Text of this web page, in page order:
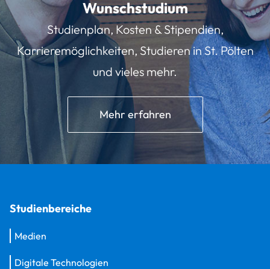
Wunschstudium
Studienplan, Kosten & Stipendien,
Karrieremöglichkeiten, Studieren in St. Pölten
und vieles mehr.
Mehr erfahren
Studienbereiche
Medien
Digitale Technologien